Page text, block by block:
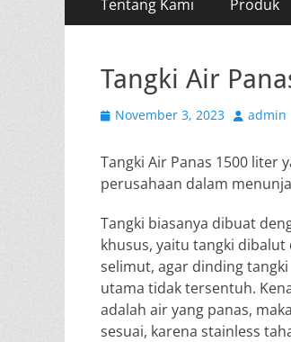
Menu
Tentang Kami Produk
Tangki Air
Posted
November 3, 2023 Author
admin
Tangki Air Panas 1500 liter
perusahaan dalam
Tangki biasanya dibuat
khusus, yaitu tangki
selimut, agar dinding tangki
utama tidak tersentuh.
adalah air yang panas,
sesuai, karena stainless